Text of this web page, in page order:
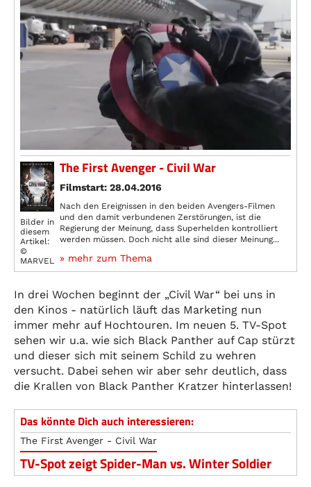
Bilder in
diesem
Artikel:
©
MARVEL
The First Avenger - Civil War
Filmstart: 28.04.2016
Nach den Ereignissen in den beiden Avengers-Filmen
und den damit verbundenen Zerstörungen, ist die
Regierung der Meinung, dass Superhelden kontrolliert
werden müssen. Doch nicht alle sind dieser Meinung...
» mehr zum Thema
In drei Wochen beginnt der „Civil War“ bei uns in
den Kinos - natürlich läuft das Marketing nun
immer mehr auf Hochtouren. Im neuen 5. TV-Spot
sehen wir u.a. wie sich Black Panther auf Cap stürzt
und dieser sich mit seinem Schild zu wehren
versucht. Dabei sehen wir aber sehr deutlich, dass
die Krallen von Black Panther Kratzer hinterlassen!
Das könnte Dich auch interessieren:
The First Avenger - Civil War
TV-Spot zeigt Spider-Man vs. Winter Soldier